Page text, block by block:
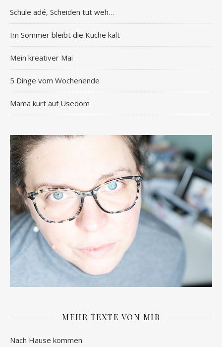
Schule adé, Scheiden tut weh…
Im Sommer bleibt die Küche kalt
Mein kreativer Mai
5 Dinge vom Wochenende
Mama kurt auf Usedom
MEHR TEXTE VON MIR
Nach Hause kommen